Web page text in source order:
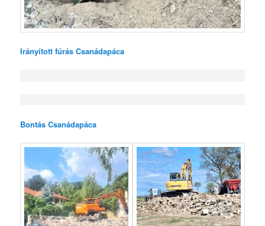
Irányított fúrás Csanádapáca
Bontás Csanádapáca